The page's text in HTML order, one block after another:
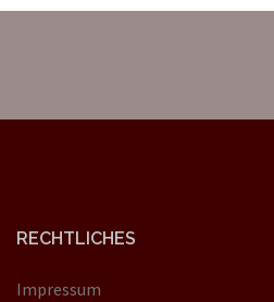
RECHTLICHES
Impressum